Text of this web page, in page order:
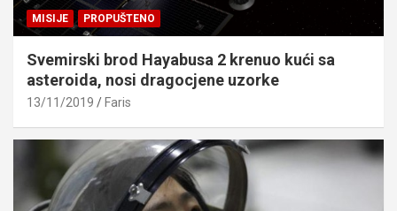
MISIJE PROPUŠTENO
Svemirski brod Hayabusa 2 krenuo kući sa
asteroida, nosi dragocjene uzorke
13/11/2019 Faris